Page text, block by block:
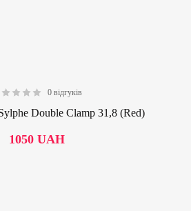
0 відгуків
Double Clamp 31,8 (Red)
1050 UAH